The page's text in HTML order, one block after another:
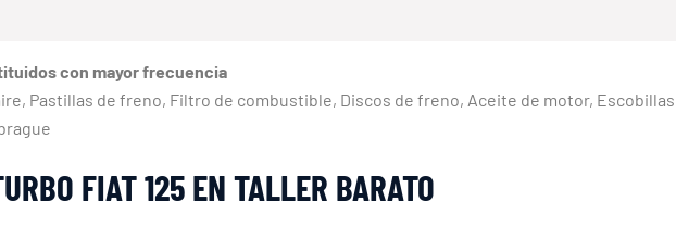
con mayor frecuencia
Pastillas de freno, Filtro de combustible, Discos de freno, Aceite de motor,
FIAT 125 EN TALLER BARATO